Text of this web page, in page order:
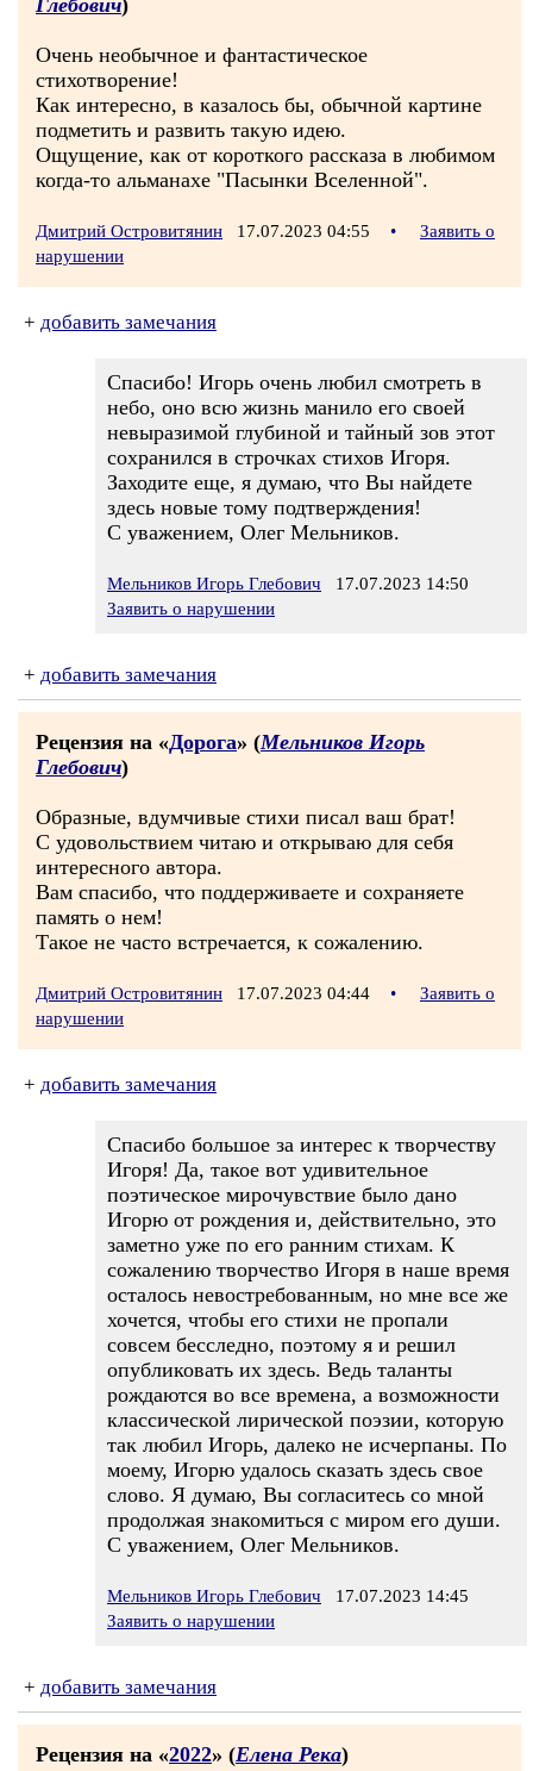
Глебович)
Очень необычное и фантастическое
стихотворение!
Как интересно, в казалось бы, обычной картине
подметить и развить такую идею.
Ощущение, как от короткого рассказа в любимом
когда-то альманахе "Пасынки Вселенной".
Дмитрий Островитянин 17.07.2023 04:55 •
Заявить о
нарушении
+ добавить замечания
Спасибо! Игорь очень любил смотреть в
небо, оно всю жизнь манило его своей
невыразимой глубиной и тайный зов этот
сохранился в строчках стихов Игоря.
Заходите еще, я думаю, что Вы найдете
здесь новые тому подтверждения!
С уважением, Олег Мельников.
Мельников Игорь Глебович 17.07.2023 14:50
Заявить о нарушении
+ добавить замечания
Рецензия на «Дорога» (Мельников Игорь
Глебович)
Образные, вдумчивые стихи писал ваш брат!
С удовольствием читаю и открываю для себя
интересного автора.
Вам спасибо, что поддерживаете и сохраняете
память о нем!
Такое не часто встречается, к сожалению.
Дмитрий Островитянин 17.07.2023 04:44 •
Заявить о
нарушении
+ добавить замечания
Спасибо большое за интерес к творчеству
Игоря! Да, такое вот удивительное
поэтическое мирочувствие было дано
Игорю от рождения и, действительно, это
заметно уже по его ранним стихам. К
сожалению творчество Игоря в наше время
осталось невостребованным, но мне все же
хочется, чтобы его стихи не пропали
совсем бесследно, поэтому я и решил
опубликовать их здесь. Ведь таланты
рождаются во все времена, а возможности
классической лирической поэзии, которую
так любил Игорь, далеко не исчерпаны. По
моему, Игорю удалось сказать здесь свое
слово. Я думаю, Вы согласитесь со мной
продолжая знакомиться с миром его души.
С уважением, Олег Мельников.
Мельников Игорь Глебович 17.07.2023 14:45
Заявить о нарушении
+ добавить замечания
Рецензия на «2022» (Елена Река)